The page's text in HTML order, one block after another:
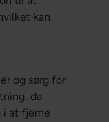
kan
og sørg for
da
i at fjerne